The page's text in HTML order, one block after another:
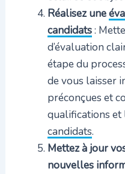
Réalisez une
candidats:
d’évaluation
étape du
de vous laisser
préconçues et
qualifications et
candidats.
Mettez à jour
nouvelles